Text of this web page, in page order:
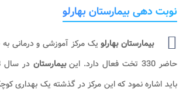
نوبت دهی بیمارستان بهارلو
بیمارستان بهارلویک مرکز آموزشی و درمانی
حاضر 330 تخت فعال دارد. این
بیمارستان
باید اشاره نمود که این مرکز در گذشته یک بهداری